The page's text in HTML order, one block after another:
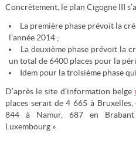
Concrètement, le plan Cigogne III
La première phase prévoit la
l’année 2014 ;
La deuxième phase prévoit la
un total de 6400 places pour la
Idem pour la troisième phase
D’après le site d’information belge
places serait de 4 665 à
844 à Namur, 687 en
Luxembourg ».